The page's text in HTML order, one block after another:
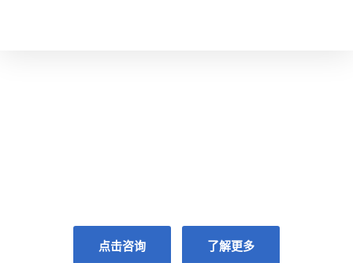
点击咨询 了解更多